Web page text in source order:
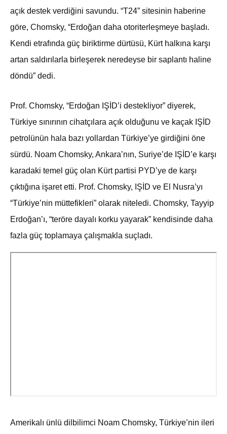
açık destek verdiğini savundu. “T24” sitesinin haberine
göre, Chomsky, “Erdoğan daha otoriterleşmeye başladı.
Kendi etrafında güç biriktirme dürtüsü, Kürt halkına karşı
artan saldırılarla birleşerek neredeyse bir saplantı haline
döndü” dedi.
Prof. Chomsky, “Erdoğan IŞİD’i destekliyor” diyerek,
Türkiye sınırının cihatçılara açık olduğunu ve kaçak IŞİD
petrolünün hala bazı yollardan Türkiye’ye girdiğini öne
sürdü. Noam Chomsky, Ankara’nın, Suriye’de IŞİD’e karşı
karadaki temel güç olan Kürt partisi PYD’ye de karşı
çıktığına işaret etti. Prof. Chomsky, IŞİD ve El Nusra’yı
“Türkiye’nin müttefikleri” olarak niteledi. Chomsky, Tayyip
Erdoğan’ı, “teröre dayalı korku yayarak” kendisinde daha
fazla güç toplamaya çalışmakla suçladı.
Amerikalı ünlü dilbilimci Noam Chomsky, Türkiye’nin ileri